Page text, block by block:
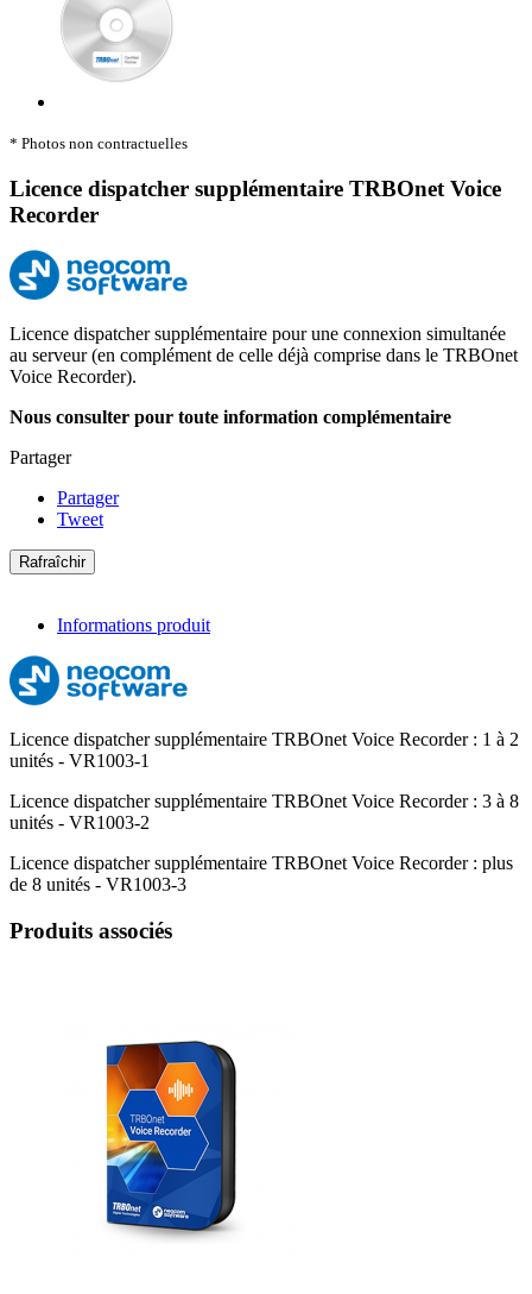
* Photos non contractuelles
Licence dispatcher supplémentaire TRBOnet Voice
Recorder
Licence dispatcher supplémentaire pour une connexion simultanée
au serveur (en complément de celle déjà comprise dans le TRBOnet
Voice Recorder).
Nous consulter pour toute information complémentaire
Partager
Partager
Tweet
Informations produit
Licence dispatcher supplémentaire TRBOnet Voice Recorder : 1 à 2
unités - VR1003-1
Licence dispatcher supplémentaire TRBOnet Voice Recorder : 3 à 8
unités - VR1003-2
Licence dispatcher supplémentaire TRBOnet Voice Recorder : plus
de 8 unités - VR1003-3
Produits associés